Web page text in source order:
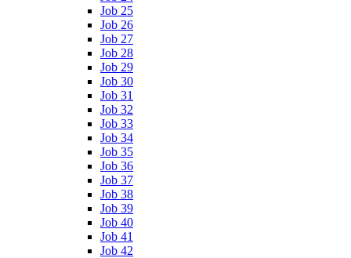
Job 25
Job 26
Job 27
Job 28
Job 29
Job 30
Job 31
Job 32
Job 33
Job 34
Job 35
Job 36
Job 37
Job 38
Job 39
Job 40
Job 41
Job 42